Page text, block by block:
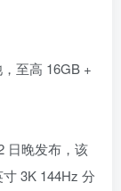
至高 16GB +
日晚发布，该
3K 144Hz 分